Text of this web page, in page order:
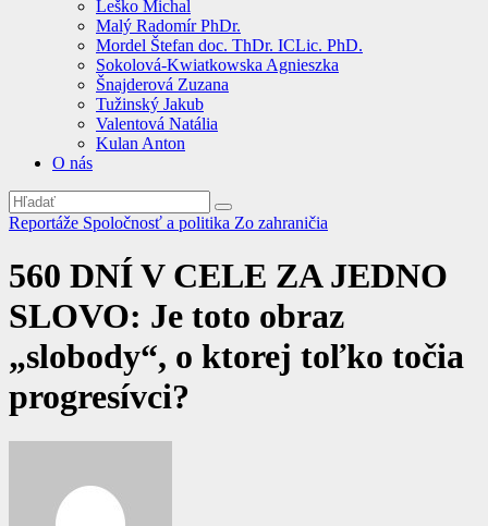
Leško Michal
Malý Radomír PhDr.
Mordel Štefan doc. ThDr. ICLic. PhD.
Sokolová-Kwiatkowska Agnieszka
Šnajderová Zuzana
Tužinský Jakub
Valentová Natália
Kulan Anton
O nás
Reportáže Spoločnosť a politika Zo zahraničia
560 DNÍ V CELE ZA JEDNO
SLOVO: Je toto obraz
„slobody“, o ktorej toľko točia
progresívci?